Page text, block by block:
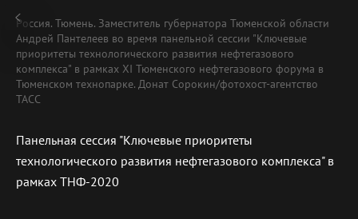
Россия. Тюмень. Заместитель губернатора Тюменской области
Андрей Пантелеев во время панельной сессии "Ключевые
приоритеты технологического развития нефтегазового
комплекса" в рамках XI Тюменского нефтегазового форума в
Тюменском технопарке. Донат Сорокин/фотохост-агентство
ТАСС
Панельная сессия "Ключевые приоритеты
технологического развития нефтегазового комплекса" в
рамках ТНФ-2020